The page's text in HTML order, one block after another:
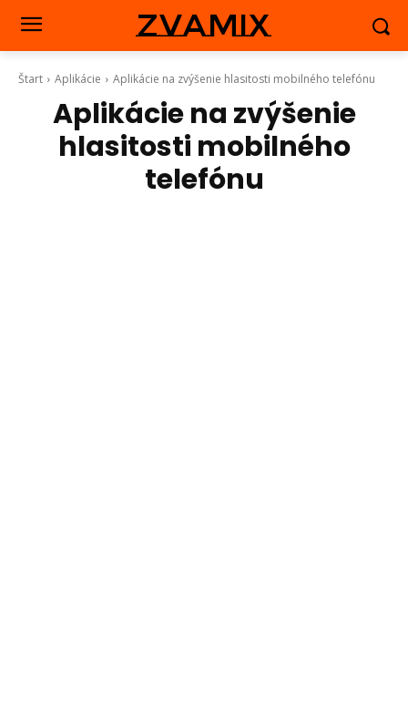
zvamix
Štart Aplikácie Aplikácie na zvýšenie hlasitosti mobilného telefónu
Aplikácie na zvýšenie
hlasitosti mobilného
telefónu